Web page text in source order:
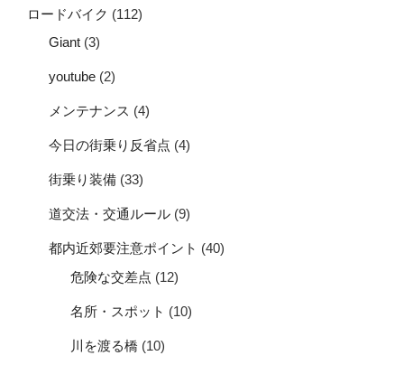
ロードバイク (112)
Giant (3)
youtube (2)
メンテナンス (4)
今日の街乗り反省点 (4)
街乗り装備 (33)
道交法・交通ルール (9)
都内近郊要注意ポイント (40)
危険な交差点 (12)
名所・スポット (10)
川を渡る橋 (10)